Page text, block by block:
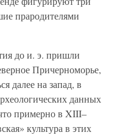
прародителями
до и. э. пришли
Причерноморье,
далее на запад, в
данных
примерно в XIII–
культура в этих